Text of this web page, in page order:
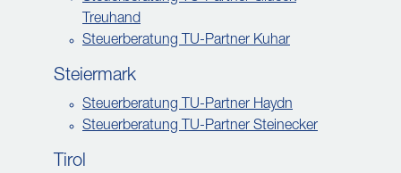
Treuhand
Steuerberatung TU-Partner Kuhar
Steiermark
Steuerberatung TU-Partner Haydn
Steuerberatung TU-Partner Steinecker
Tirol